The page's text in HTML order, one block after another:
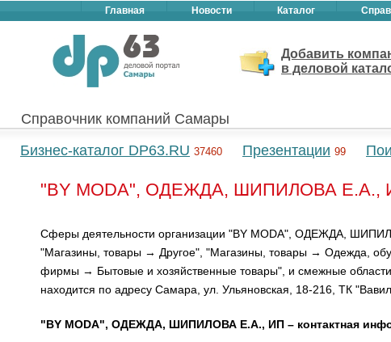
Главная Новости Каталог
Добавить
в деловой
Справочник компаний Самары
Бизнес-каталог DP63.RU 37460 Презентации 99
"BY MODA", ОДЕЖДА, ШИПИЛОВА Е.А.,
Сферы деятельности организации "BY MODA", ОДЕЖДА,
"Магазины, товары → Другое", "Магазины, товары → Одежда,
фирмы → Бытовые и хозяйственные товары", и смежные
находится по адресу Самара, ул. Ульяновская, 18-216, ТК
"BY MODA", ОДЕЖДА, ШИПИЛОВА Е.А., ИП – контактная